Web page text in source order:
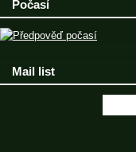
Počasí
Mail list